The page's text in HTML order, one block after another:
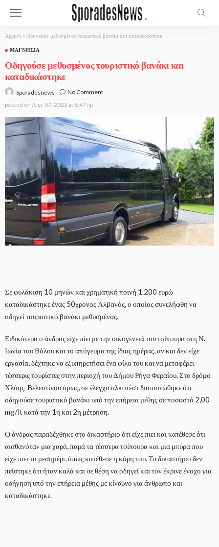
Αρχική » Οδηγούσε μεθυσμένος τουριστικό βανάκι και καταδικάστηκε
ΜΑΓΝΗΣΊΑ
Οδηγούσε μεθυσμένος τουριστικό βανάκι και
καταδικάστηκε
Sporadesnews
No Comment
posted on Απρ. 07, 2023 at 8:47 πμ
Σε φυλάκιση 10 μηνών και χρηματική ποινή 1.200 ευρώ
καταδικάστηκε ένας 50χρονος Αλβανός, ο οποίος συνελήφθη να
οδηγεί τουριστικό βανάκι μεθυσμένος.
Ειδικότερα ο άνδρας είχε πίει με την οικογένειά του τσίπουρα στη Ν.
Ιωνία του Βόλου και το απόγευμα της ίδιας ημέρας, αν και δεν είχε
εργασία, δέχτηκε να εξυπηρετήσει ένα φίλο του και να μεταφέρει
τέσσερις τουρίστες στην περιοχή του Δήμου Ρήγα Φεραίου. Στο δρόμο
Χλόης-Βελεστίνου όμως, σε έλεγχο αλκοτέστ διαπιστώθηκε ότι
οδηγούσε τουριστικό βανάκι υπό την επήρεια μέθης σε ποσοστό 2,00
mg/lt κατά την 1η και 2η μέτρηση.
Ο άνδρας παραδέχθηκε στο δικαστήριο ότι είχε πιει και κατέθεσε ότι
αισθανόταν μια χαρά, παρά τα τέσσερα τσίπουρα και μια μπύρα που
είχε πιει το μεσημέρι, όπως κατέθεσε η κόρη του. Το δικαστήριο δεν
πείστηκε ότι ήταν καλά και σε θέση να οδηγεί και τον έκρινε ένοχο για
οδήγηση υπό την επήρεια μέθης με κίνδυνο για άνθρωπο και
καταδικάστηκε.